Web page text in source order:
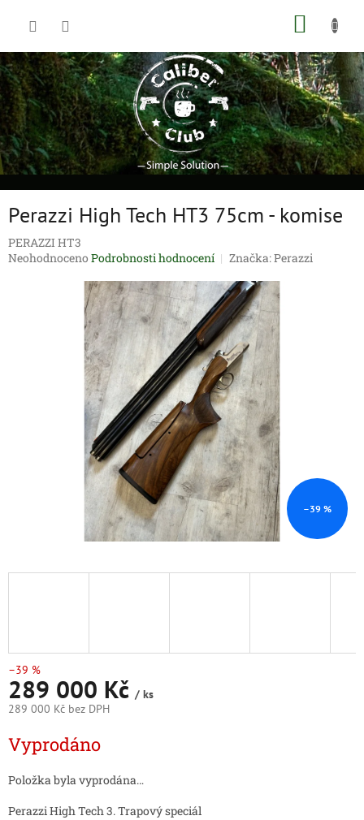
Perazzi High Tech HT3 75cm - komise
PERAZZI HT3
Průměrné
Neohodnoceno Podrobnosti hodnocení Značka:Perazzi
–39 %
–39 %
289 000 Kč / ks
289 000 Kč bez DPH
cena:
Vyprodáno
Položka byla vyprodána…
Perazzi High Tech 3. Trapový speciál